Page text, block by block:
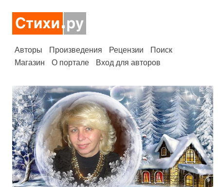
Авторы Произведения Рецензии
Поиск
Магазин
О портале Вход для авторов